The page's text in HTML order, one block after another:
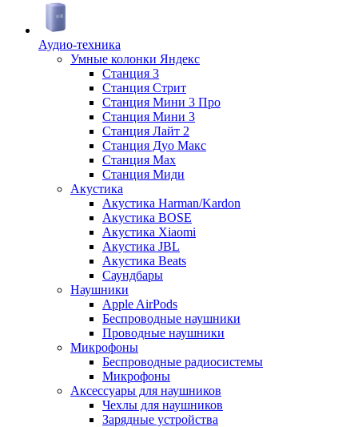
Аудио-техника
Умные колонки Яндекс
Станция 3
Станция Стрит
Станция Мини 3 Про
Станция Мини 3
Станция Лайт 2
Станция Дуо Макс
Станция Max
Станция Миди
Акустика
Акустика Harman/Kardon
Акустика BOSE
Акустика Xiaomi
Акустика JBL
Акустика Beats
Саундбары
Наушники
Apple AirPods
Беспроводные наушники
Проводные наушники
Микрофоны
Беспроводные радиосистемы
Микрофоны
Аксессуары для наушников
Чехлы для наушников
Зарядные устройства